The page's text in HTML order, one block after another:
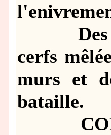
Des
cerfs
murs et
bataille.